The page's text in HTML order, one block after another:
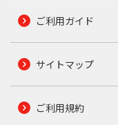
ご利用ガイド
サイトマップ
ご利用規約